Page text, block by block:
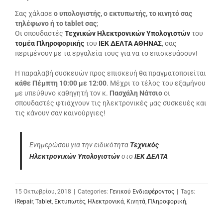
Σας χάλασε ο υπολογιστής, ο εκτυπωτής, το κινητό σας
τηλέφωνο ή το tablet σας;
Οι σπουδαστές Τεχνικών Ηλεκτρονικών Υπολογιστώντου
τομέα Πληροφορικήςτου ΙΕΚ ΔΕΛΤΑ ΑΘΗΝΑΣ, σας
περιμένουν με τα εργαλεία τους για να το επισκευάσουν!
Η παραλαβή συσκευών προς επισκευή θα πραγματοποιείται
κάθε Πέμπτη 10:00 με 12:00. Μέχρι το τέλος του εξαμήνου
με υπεύθυνο καθηγητή τον κ. Πασχάλη Νάτσιοοι
σπουδαστές φτιάχνουν τις ηλεκτρονικές μας συσκευές και
τις κάνουν σαν καινούργιες!
Ενημερώσου για την ειδικότητα Tεχνικός
Ηλεκτρονικών Υπολογιστώνστο ΙΕΚ ΔΕΛΤΑ
15 Οκτωβρίου, 2018 Categories: Γενικού Ενδιαφέροντος
Tags:
iRepair, Tablet, Εκτυπωτές, Ηλεκτρονικά, Κινητά, Πληροφορική,